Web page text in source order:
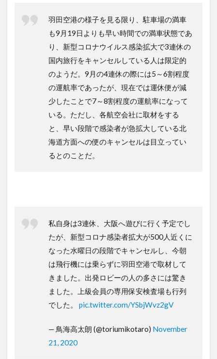
羽田空港の様子を見る限り、駐車場の満車
も9月19日よりも早い時間での満車状態であ
り、新型コロナウイルス感染拡大で3連休の
国内旅行をキャンセルしている人は限定的
のようだ。9月の4連休の際には5～6割程度
の運航率であったが、現在では運休便が減
少したことで7～8割程度の運航率になって
いる。ただし、各航空会社に取材をする
と、早い段階で感染者が急拡大している北
海道方面への便のキャンセルは目立ってい
るとのことだ。
私自身は3連休、大阪へ遊びに行く予定でし
たが、新型コロナ感染者拡大が500人近くに
なった水曜日の段階でキャンセルし、今朝
は飛行機には乗らずに羽田空港で取材して
きました。出発ロビーの人の多さには驚き
ました。上級会員の専用保安検査場も行列
でした。 pic.twitter.com/YSbjWvz2gV
— 鳥海高太朗 (@toriumikotaro) November
21, 2020